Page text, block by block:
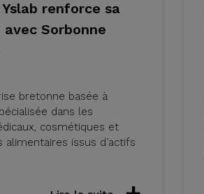
renforce sa
Sorbonne
bretonne basée à
dans les
cosmétiques et
issus d’actifs